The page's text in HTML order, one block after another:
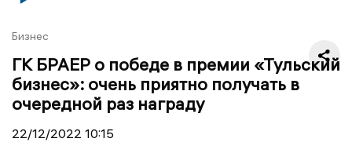
Бизнес
ГК БРАЕР о победе в премии «Тульский
бизнес»: очень приятно получать в
очередной раз награду
22/12/2022 10:15